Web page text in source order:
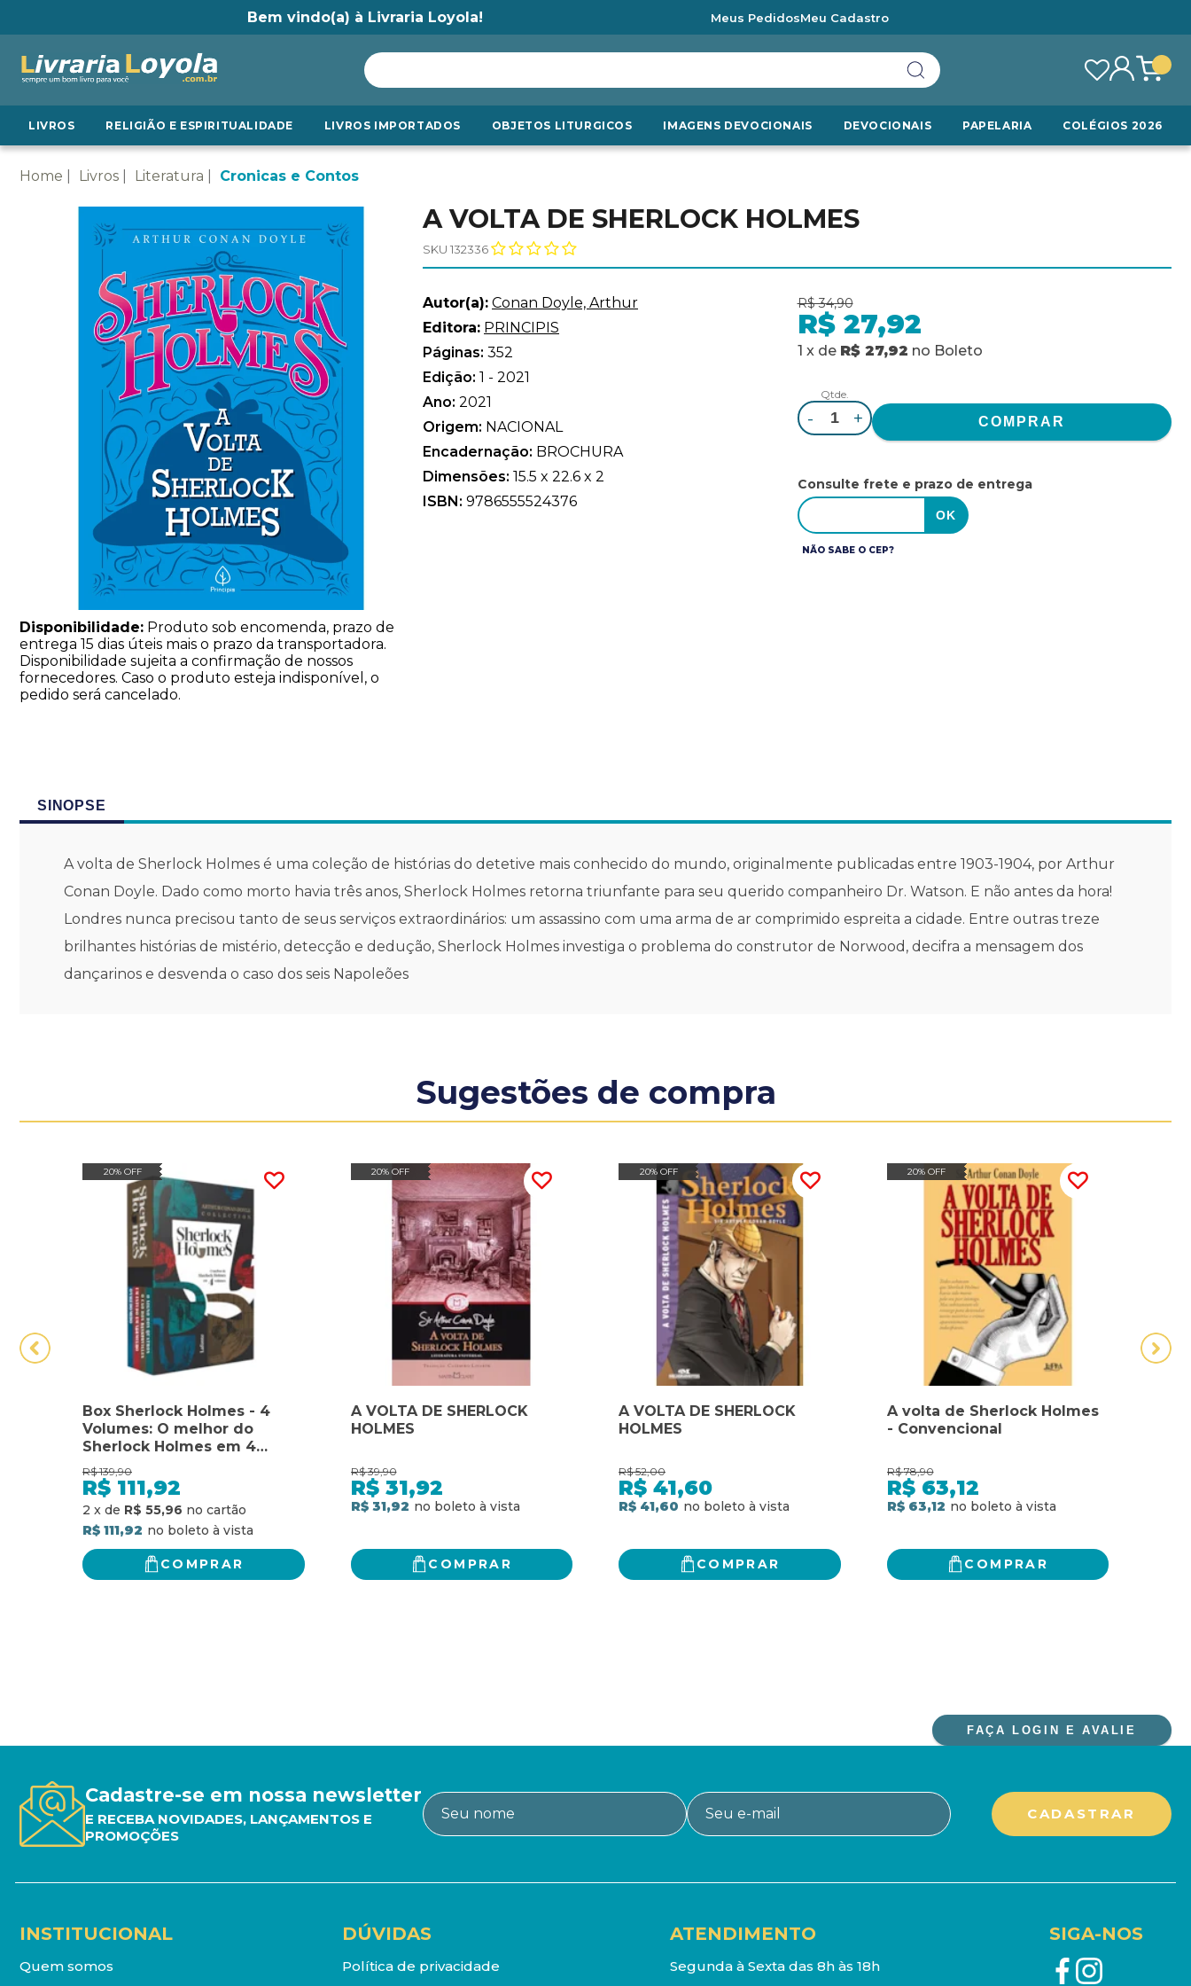
Bem vindo(a) à Livraria Loyola! Meus PedidosMeu Cadastro
LIVROS RELIGIÃO E ESPIRITUALIDADE LIVROS IMPORTADOS OBJETOS LITURGICOS IMAGENS DEVOCIONAIS DEVOCIONAIS PAPELARIA COLÉGIOS 2026
Home Livros Literatura Cronicas e Contos
Disponibilidade: Produto sob encomenda, prazo de
entrega 15 dias úteis mais o prazo da transportadora.
Disponibilidade sujeita a confirmação de nossos
fornecedores. Caso o produto esteja indisponível, o
pedido será cancelado.
A VOLTA DE SHERLOCK HOLMES
SKU 132336
Autor(a): Conan Doyle, Arthur
Editora: PRINCIPIS
Páginas: 352
Edição: 1 - 2021
Ano: 2021
Origem: NACIONAL
Encadernação: BROCHURA
Dimensões: 15.5 x 22.6 x 2
ISBN: 9786555524376
R$ 34,90
R$ 27,92
1 x de R$ 27,92 no Boleto
Qtde.
- +
Consulte frete e prazo de entrega
NÃO SABE O CEP?
SINOPSE
A volta de Sherlock Holmes é uma coleção de histórias do detetive mais conhecido do mundo, originalmente publicadas entre 1903-1904, por Arthur
Conan Doyle. Dado como morto havia três anos, Sherlock Holmes retorna triunfante para seu querido companheiro Dr. Watson. E não antes da hora!
Londres nunca precisou tanto de seus serviços extraordinários: um assassino com uma arma de ar comprimido espreita a cidade. Entre outras treze
brilhantes histórias de mistério, detecção e dedução, Sherlock Holmes investiga o problema do construtor de Norwood, decifra a mensagem dos
dançarinos e desvenda o caso dos seis Napoleões
Sugestões de compra
20% OFF
Box Sherlock Holmes - 4
Volumes: O melhor do
Sherlock Holmes em 4
volumes
R$ 139,90
R$ 111,92
2 x de R$ 55,96
R$ 111,92
COMPRAR
20% OFF
A VOLTA DE SHERLOCK
HOLMES
R$ 39,90
R$ 31,92
R$ 31,92
COMPRAR
20% OFF
A VOLTA DE SHERLOCK
HOLMES
R$ 52,00
R$ 41,60
R$ 41,60
COMPRAR
20% OFF
A volta de Sherlock Holmes
- Convencional
R$ 78,90
R$ 63,12
R$ 63,12
COMPRAR
FAÇA LOGIN E AVALIE
Cadastre-se em nossa newsletter
E RECEBA NOVIDADES, LANÇAMENTOS E
PROMOÇÕES
INSTITUCIONAL
Quem somos
DÚVIDAS
Política de privacidade
ATENDIMENTO
Segunda à Sexta das 8h às 18h
SIGA-NOS